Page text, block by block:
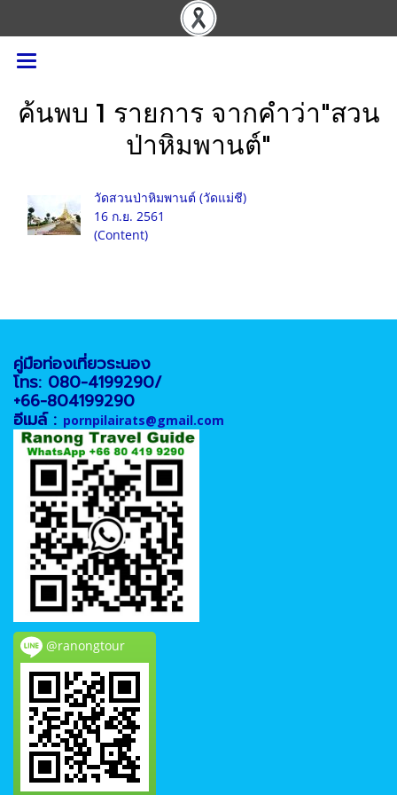
ค้นพบ 1 รายการ จากคำว่า"สวน
ป่าหิมพานต์"
วัดสวนป่าหิมพานต์ (วัดแม่ชี)
16 ก.ย. 2561
(Content)
คู่มือท่องเที่ยวระนอง
โทร: 080-4199290/
+66-804199290
อีเมล์ : pornpilairats@gmail.com
@ranongtour